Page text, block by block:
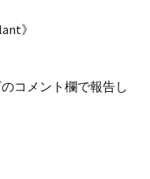
》
コメント欄で報告し